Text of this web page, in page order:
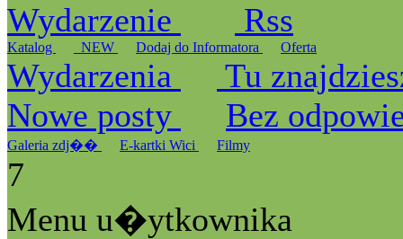
Wydarzenie
Rss
Katalog _NEW Dodaj do Informatora Oferta
Wydarzenia
Tu
Nowe posty
Bez
Galeria zdj�� E-kartki Wici Filmy
7
Menu u�ytkownika